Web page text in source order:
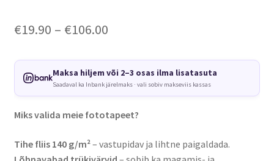
€19.90 – €106.00Price
€19.90
through
€106.00
Maksa hiljem või 2–3 osas ilma lisatasuta
Saadaval ka Inbank järelmaks · vali sobiv makseviis kassas
Miks valida meie fototapeet?
Tihe fliis 140 g/m²– vastupidav ja lihtne paigaldada.